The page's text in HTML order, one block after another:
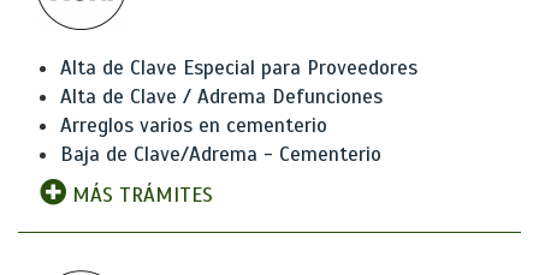
Alta de Clave Especial para Proveedores
Alta de Clave / Adrema Defunciones
Arreglos varios en cementerio
Baja de Clave/Adrema - Cementerio
MÁS TRÁMITES